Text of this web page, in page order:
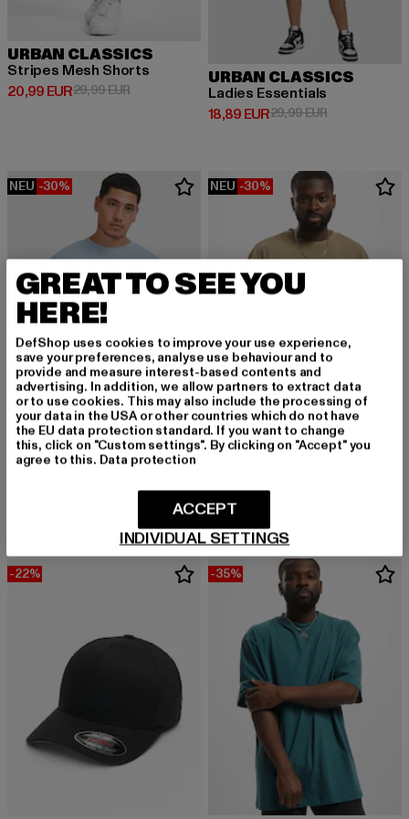
URBAN CLASSICS
Stripes Mesh Shorts
20,99 EUR
Derzeitiger Preis: 20,99 EUR
29,99 EURAktionspreis: 29,99 EUR
URBAN CLASSICS
Ladies Essentials
18,89 EUR
Derzeitiger Preis: 18,89 EUR
29,99 EURAktionspreis:
NEU -30%
URBAN CLASSICS
Derzeitiger Preis: 15,99 EURAktionspreis: 22,99 EUR
NEU -30%
URBAN CLASSICS
Heavy Oversized
-22% -35%
GREAT TO SEE YOU
HERE!
DefShop uses cookies to improve your use experience,
save your preferences, analyse use behaviour and to
provide and measure interest-based contents and
advertising. In addition, we allow partners to extract data
or to use cookies. This may also include the processing of
your data in the USA or other countries which do not have
the EU data protection standard. If you want to change
this, click on "Custom settings". By clicking on "Accept" you
agree to this. Data protection
INDIVIDUAL SETTINGS
ACCEPT